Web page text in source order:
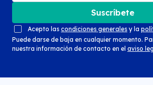
Suscríbete
Acepto las condiciones generales y la
Puede darse de baja en cualquier momento.
nuestra información de contacto en el aviso